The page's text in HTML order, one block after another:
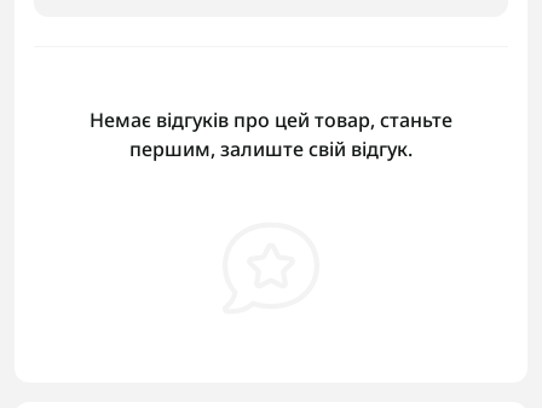
Немає відгуків про цей товар, станьте
першим, залиште свій відгук.